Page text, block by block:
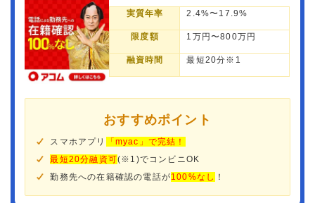
実質年率 2.4%〜17.9%
限度額 1万円〜800万円
融資時間 最短20分※1
おすすめポイント
スマホアプリ
「myac」で完結！
最短20分融資可(※1)でコンビニOK
勤務先への在籍確認の電話が100%なし ！